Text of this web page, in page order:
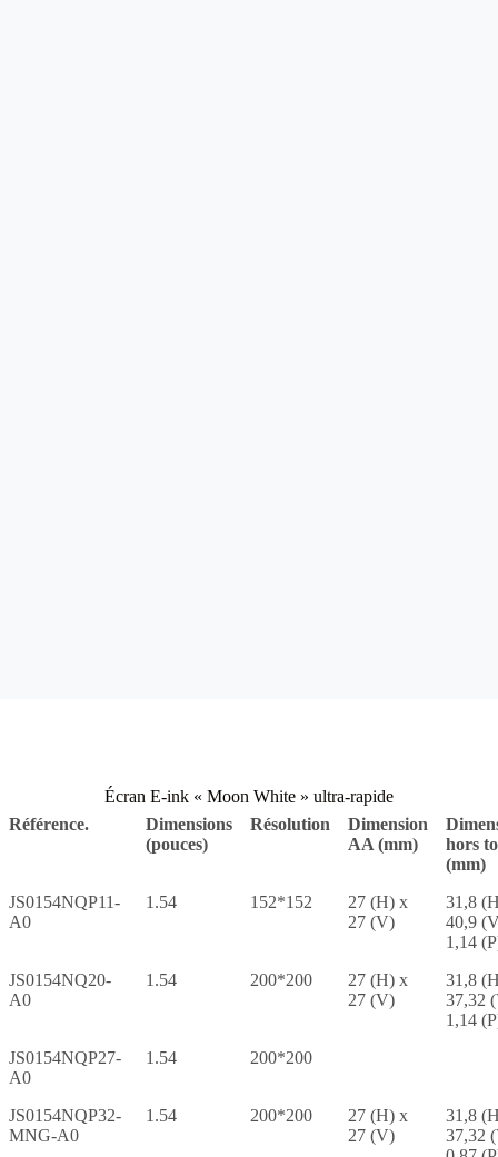
Écran E-ink « Moon White » ultra-rapide
Référence.
Dimensions
(pouces)
Résolution
Dimension
AA (mm)
hors
(mm)
JS0154NQP11-
A0
1.54 152*152
27 (H) x
27 (V)
31,8
40,9
1,14
JS0154NQ20-
A0
1.54 200*200
27 (H) x
27 (V)
31,8
37,32
1,14
JS0154NQP27-
A0
1.54 200*200
JS0154NQP32-
MNG-A0
1.54 200*200
27 (H) x
27 (V)
31,8
37,32